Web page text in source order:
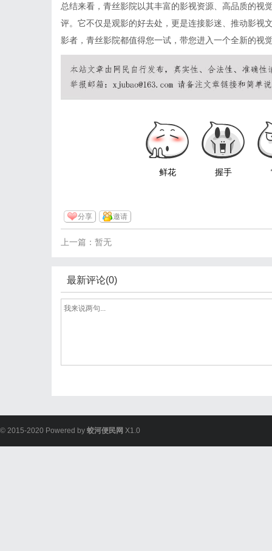
总结来看，青丝影院以其丰富的影视资源、高品质的视
评。它不仅是观影的好去处，更是连接影迷、推动影视
影者，青丝影院都值得您一试，带您进入一个全新的视
鲜花 握手
分享 邀请
上一篇：暂无
最新评论(0)
© 2015-2020 Powered by 蛟河便民网 X1.0